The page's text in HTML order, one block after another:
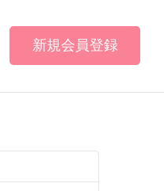
新規会員登録